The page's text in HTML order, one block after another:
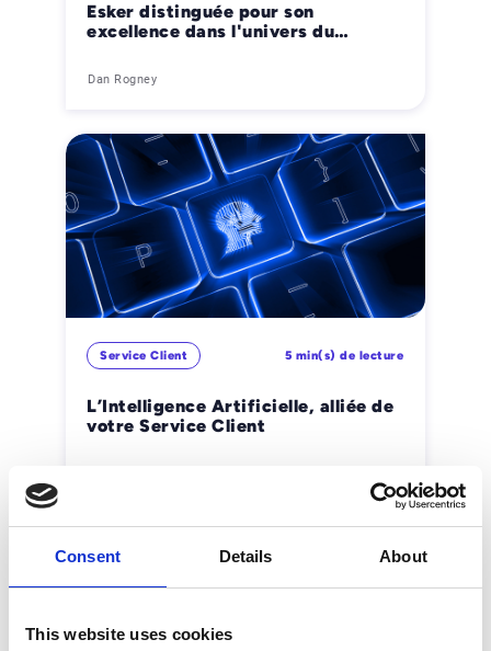
Consent Details About
This website uses cookies
Esker distinguée pour son
excellence dans l'univers du
Dan Rogney
Service Client
L’Intelligence Artificielle, alliée de
votre Service Client
5 min(s) de lecture